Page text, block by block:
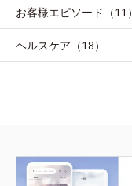
お客様エピソード（11）
ヘルスケア（18）